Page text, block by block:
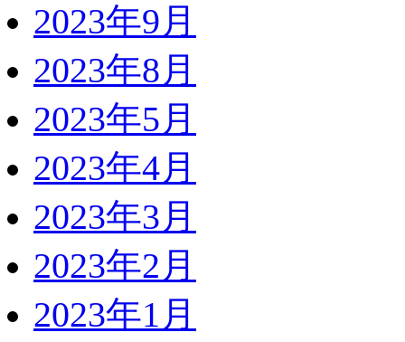
2023年9月
2023年8月
2023年5月
2023年4月
2023年3月
2023年2月
2023年1月